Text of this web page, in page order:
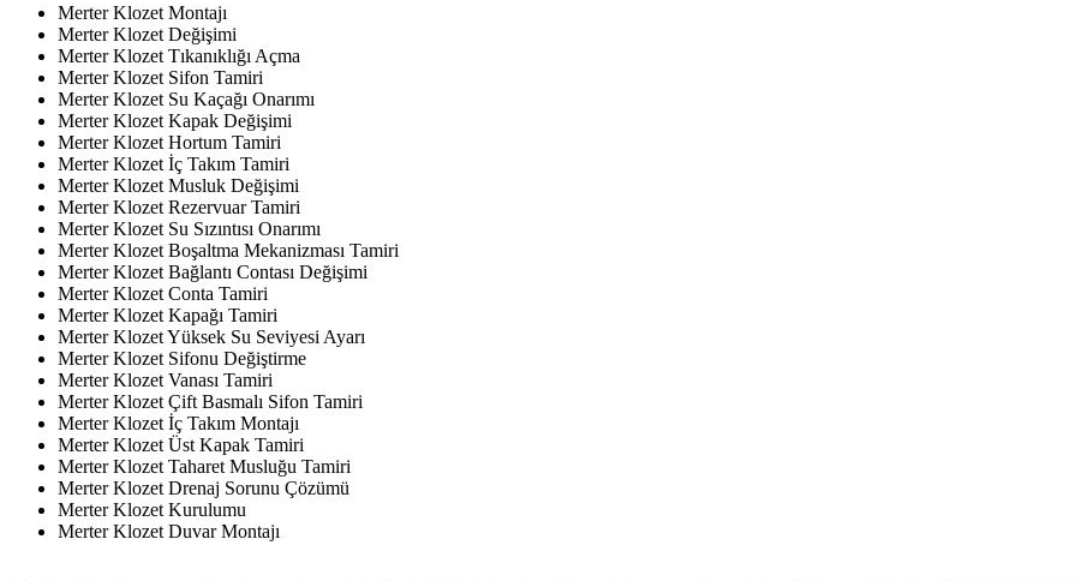
Merter Klozet Montajı
Merter Klozet Değişimi
Merter Klozet Tıkanıklığı Açma
Merter Klozet Sifon Tamiri
Merter Klozet Su Kaçağı Onarımı
Merter Klozet Kapak Değişimi
Merter Klozet Hortum Tamiri
Merter Klozet İç Takım Tamiri
Merter Klozet Musluk Değişimi
Merter Klozet Rezervuar Tamiri
Merter Klozet Su Sızıntısı Onarımı
Merter Klozet Boşaltma Mekanizması Tamiri
Merter Klozet Bağlantı Contası Değişimi
Merter Klozet Conta Tamiri
Merter Klozet Kapağı Tamiri
Merter Klozet Yüksek Su Seviyesi Ayarı
Merter Klozet Sifonu Değiştirme
Merter Klozet Vanası Tamiri
Merter Klozet Çift Basmalı Sifon Tamiri
Merter Klozet İç Takım Montajı
Merter Klozet Üst Kapak Tamiri
Merter Klozet Taharet Musluğu Tamiri
Merter Klozet Drenaj Sorunu Çözümü
Merter Klozet Kurulumu
Merter Klozet Duvar Montajı